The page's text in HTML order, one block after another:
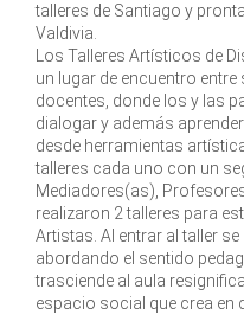
talleres de Santiago y
Valdivia.
Los Talleres Artísticos de
un lugar de encuentro
docentes, donde los y las
dialogar y además
desde herramientas
talleres cada uno con un
Mediadores(as),
realizaron 2 talleres para
Artistas. Al entrar al taller
abordando el sentido
trasciende al aula
espacio social que crea en